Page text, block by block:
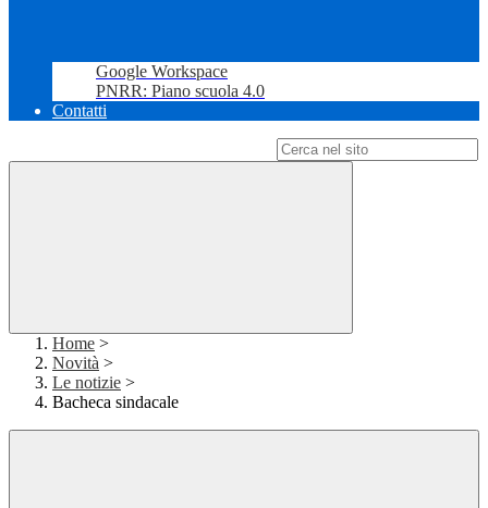
Google Workspace
PNRR: Piano scuola 4.0
Contatti
Home >
Novità >
Le notizie >
Bacheca sindacale